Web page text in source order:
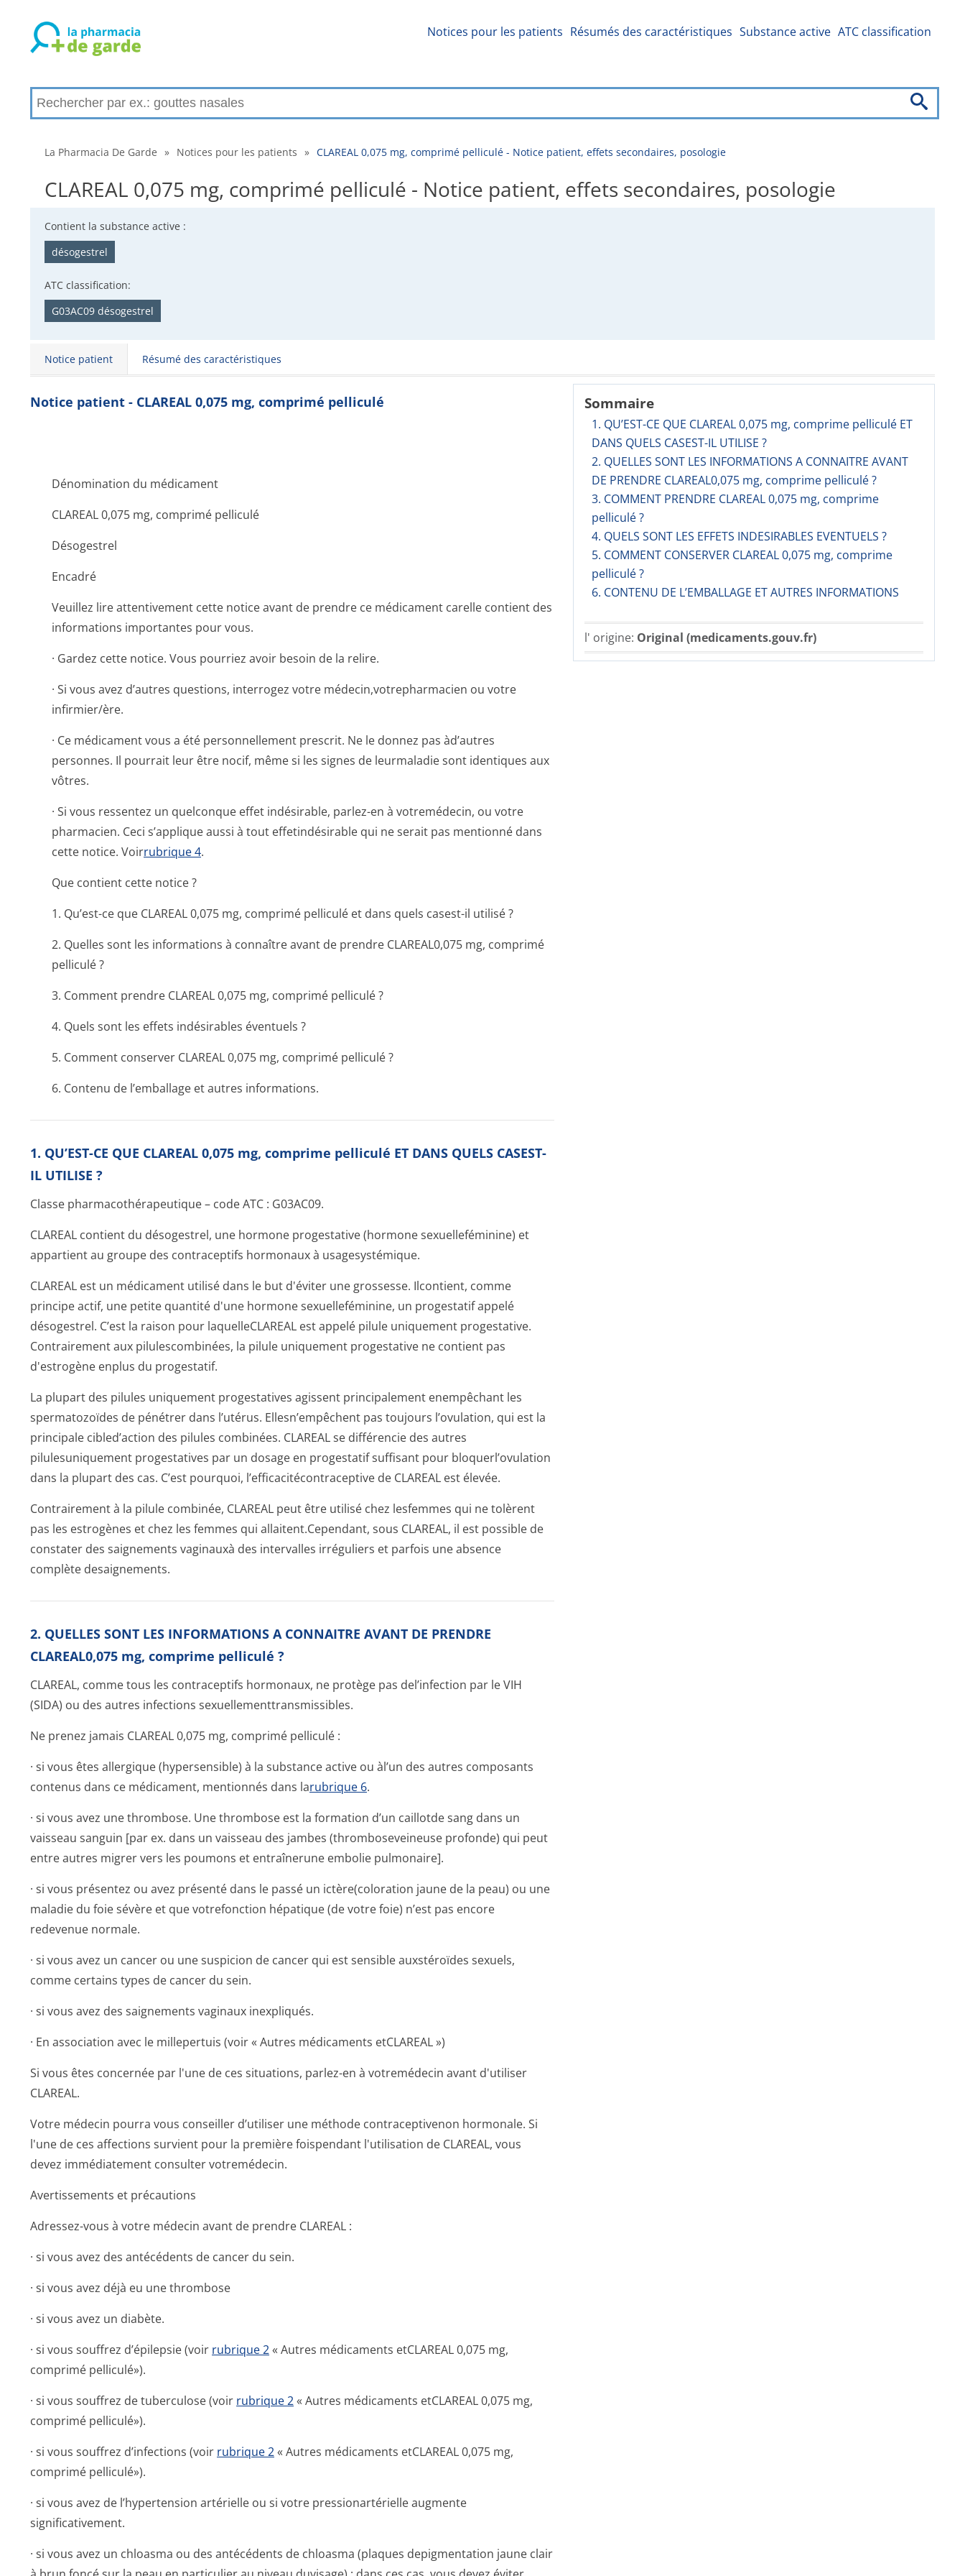
Notices pour les patients Résumés des caractéristiques Substance active ATC classification
La Pharmacia De Garde » Notices pour les patients » CLAREAL 0,075 mg, comprimé pelliculé - Notice patient, effets secondaires, posologie
CLAREAL 0,075 mg, comprimé pelliculé - Notice patient, effets secondaires, posologie
Contient la substance active :
désogestrel
ATC classification:
G03AC09 désogestrel
Notice patient Résumé des caractéristiques
Sommaire
1. QU’EST-CE QUE CLAREAL 0,075 mg, comprime pelliculé ET
DANS QUELS CASEST-IL UTILISE ?
2. QUELLES SONT LES INFORMATIONS A CONNAITRE AVANT
DE PRENDRE CLAREAL0,075 mg, comprime pelliculé ?
3. COMMENT PRENDRE CLAREAL 0,075 mg, comprime
pelliculé ?
4. QUELS SONT LES EFFETS INDESIRABLES EVENTUELS ?
5. COMMENT CONSERVER CLAREAL 0,075 mg, comprime
pelliculé ?
6. CONTENU DE L’EMBALLAGE ET AUTRES INFORMATIONS
l' origine: Original (medicaments.gouv.fr)
Notice patient - CLAREAL 0,075 mg, comprimé pelliculé
Dénomination du médicament
CLAREAL 0,075 mg, comprimé pelliculé
Désogestrel
Encadré
Veuillez lire attentivement cette notice avant de prendre ce médicament carelle contient des
informations importantes pour vous.
· Gardez cette notice. Vous pourriez avoir besoin de la relire.
· Si vous avez d’autres questions, interrogez votre médecin,votrep­harmacien ou votre
infirmier/ère.
· Ce médicament vous a été personnellement prescrit. Ne le donnez pas àd’autres
personnes. Il pourrait leur être nocif, même si les signes de leurmaladie sont identiques aux
vôtres.
· Si vous ressentez un quelconque effet indésirable, parlez-en à votremédecin, ou votre
pharmacien. Ceci s’applique aussi à tout effetindésirable qui ne serait pas mentionné dans
cette notice. Voirrubrique 4.
Que contient cette notice ?
1. Qu’est-ce que CLAREAL 0,075 mg, comprimé pelliculé et dans quels casest-il utilisé ?
2. Quelles sont les informations à connaître avant de prendre CLAREAL0,075 mg, comprimé
pelliculé ?
3. Comment prendre CLAREAL 0,075 mg, comprimé pelliculé ?
4. Quels sont les effets indésirables éventuels ?
5. Comment conserver CLAREAL 0,075 mg, comprimé pelliculé ?
6. Contenu de l’emballage et autres informations.
1. QU’EST-CE QUE CLAREAL 0,075 mg, comprime pelliculé ET DANS QUELS CASEST-
IL UTILISE ?
Classe pharmacothéra­peutique – code ATC : G03AC09.
CLAREAL contient du désogestrel, une hormone progestative (hormone sexuelleféminine) et
appartient au groupe des contraceptifs hormonaux à usagesystémique.
CLAREAL est un médicament utilisé dans le but d'éviter une grossesse. Ilcontient, comme
principe actif, une petite quantité d'une hormone sexuelleféminine, un progestatif appelé
désogestrel. C’est la raison pour laquelleCLAREAL est appelé pilule uniquement progestative.
Contrairement aux pilulescombinées, la pilule uniquement progestative ne contient pas
d'estrogène enplus du progestatif.
La plupart des pilules uniquement progestatives agissent principalement enempêchant les
spermatozoïdes de pénétrer dans l’utérus. Ellesn’empêchent pas toujours l’ovulation, qui est la
principale cibled’action des pilules combinées. CLAREAL se différencie des autres
pilulesuniquement progestatives par un dosage en progestatif suffisant pour bloquerl’ovulation
dans la plupart des cas. C’est pourquoi, l’efficacitécon­traceptive de CLAREAL est élevée.
Contrairement à la pilule combinée, CLAREAL peut être utilisé chez lesfemmes qui ne tolèrent
pas les estrogènes et chez les femmes qui allaitent.Cepen­dant, sous CLAREAL, il est possible de
constater des saignements vaginauxà des intervalles irréguliers et parfois une absence
complète desaignements.
2. QUELLES SONT LES INFORMATIONS A CONNAITRE AVANT DE PRENDRE
CLAREAL0,075 mg, comprime pelliculé ?
CLAREAL, comme tous les contraceptifs hormonaux, ne protège pas del’infection par le VIH
(SIDA) ou des autres infections sexuellementtran­smissibles.
Ne prenez jamais CLAREAL 0,075 mg, comprimé pelliculé :
· si vous êtes allergique (hypersensible) à la substance active ou àl’un des autres composants
contenus dans ce médicament, mentionnés dans larubrique 6.
· si vous avez une thrombose. Une thrombose est la formation d’un caillotde sang dans un
vaisseau sanguin [par ex. dans un vaisseau des jambes (thromboseveineuse profonde) qui peut
entre autres migrer vers les poumons et entraînerune embolie pulmonaire].
· si vous présentez ou avez présenté dans le passé un ictère(coloration jaune de la peau) ou une
maladie du foie sévère et que votrefonction hépatique (de votre foie) n’est pas encore
redevenue normale.
· si vous avez un cancer ou une suspicion de cancer qui est sensible auxstéroïdes sexuels,
comme certains types de cancer du sein.
· si vous avez des saignements vaginaux inexpliqués.
· En association avec le millepertuis (voir « Autres médicaments etCLAREAL »)
Si vous êtes concernée par l'une de ces situations, parlez-en à votremédecin avant d'utiliser
CLAREAL.
Votre médecin pourra vous conseiller d’utiliser une méthode contraceptivenon hormonale. Si
l'une de ces affections survient pour la première foispendant l'utilisation de CLAREAL, vous
devez immédiatement consulter votremédecin.
Avertissements et précautions
Adressez-vous à votre médecin avant de prendre CLAREAL :
· si vous avez des antécédents de cancer du sein.
· si vous avez déjà eu une thrombose
· si vous avez un diabète.
· si vous souffrez d’épilepsie (voir rubrique 2« Autres médicaments etCLAREAL 0,075 mg,
comprimé pelliculé»).
· si vous souffrez de tuberculose (voir rubrique 2« Autres médicaments etCLAREAL 0,075 mg,
comprimé pelliculé»).
· si vous souffrez d’infections (voir rubrique 2« Autres médicaments etCLAREAL 0,075 mg,
comprimé pelliculé»).
· si vous avez de l’hypertension artérielle ou si votre pressionartérielle augmente
significativement.
· si vous avez un chloasma ou des antécédents de chloasma (plaques depigmentation jaune clair